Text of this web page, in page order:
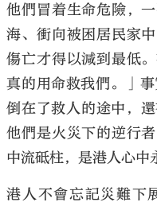
他們冒着生命危險，
海、衝向被困居民家
傷亡才得以減到最低
真的用命救我們。」
倒在了救人的途中，
他們是火災下的逆行
中流砥柱，是港人心中
港人不會忘記災難下